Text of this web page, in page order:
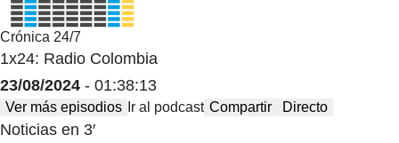
Crónica 24/7
1x24: Radio Colombia
23/08/2024 - 01:38:13
Ver más episodios Ir al podcast Compartir Directo
Noticias en 3′